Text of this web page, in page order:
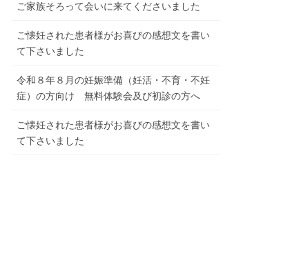
ご家族そろって会いに来てくださいました
ご懐妊された患者様がお喜びの感想文を書い
て下さいました
令和８年８月の妊娠準備（妊活・不育・不妊
症）の方向け 無料体験会及び初診の方へ
ご懐妊された患者様がお喜びの感想文を書い
て下さいました